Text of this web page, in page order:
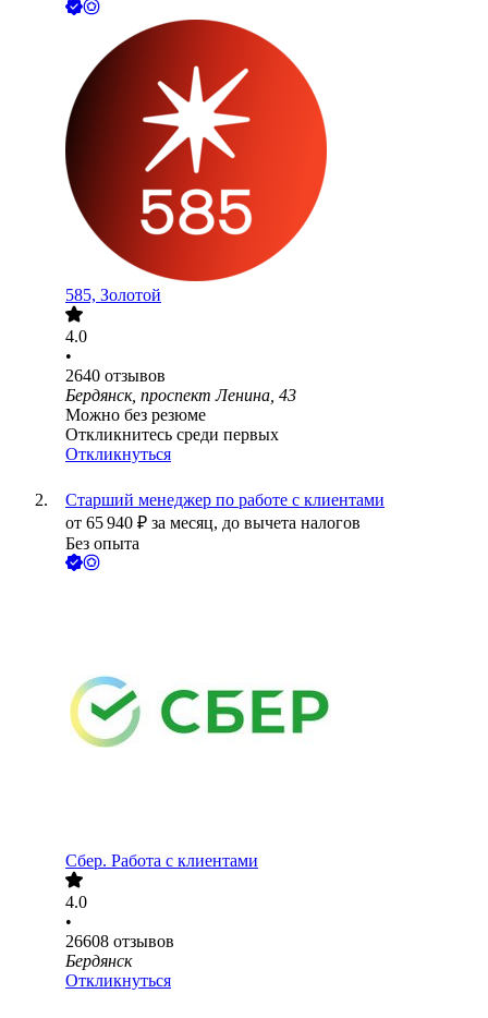
585, Золотой
4.0
•
2640 отзывов
Бердянск, проспект Ленина, 43
Можно без резюме
Откликнитесь среди первых
Откликнуться
Старший менеджер по работе с клиентами
от 65 940 ₽ за месяц, до вычета налогов
Без опыта
Сбер. Работа с клиентами
4.0
•
26608 отзывов
Бердянск
Откликнуться